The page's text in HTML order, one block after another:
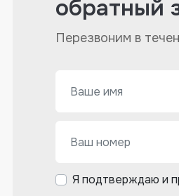
обратный
Перезвоним в
Я подтверждаю и